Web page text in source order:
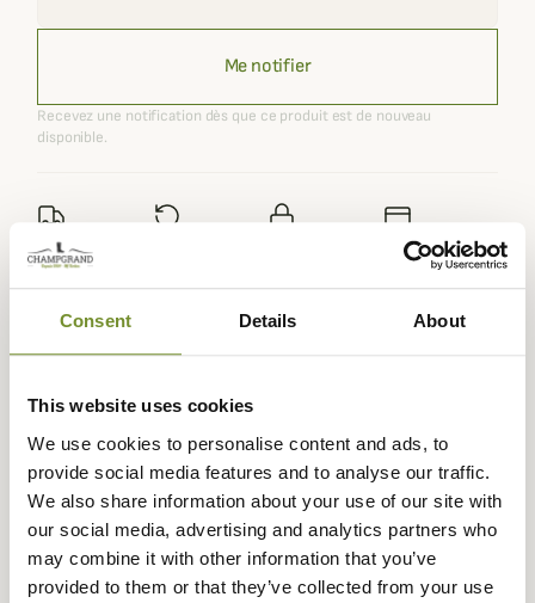
Consent Details About
This website uses cookies
We use cookies to personalise content and ads, to
provide social media features and to analyse our traffic.
We also share information about your use of our site with
our social media, advertising and analytics partners who
may combine it with other information that you’ve
provided to them or that they’ve collected from your use
Me notifier
Recevez une notification dès que ce produit est de nouveau
disponible.
Expédié dans
la journée
Paiement en
3 fois dès 100
Description
L'ouïe des enfants est extrêment sensible. C'est
pourquoi, avec la gamme Peltor Kid, 3M Peltor contribue
à protéger l'audition des enfants dans les
environnements bruyants.